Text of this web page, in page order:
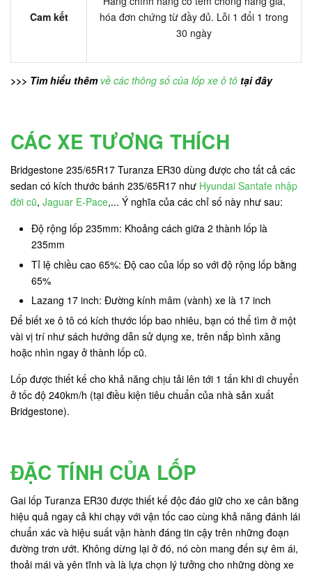
Cam kết
hóa đơn chứng từ đầy đủ. Lỗi 1 đổi 1 trong
30 ngày
>>> Tìm hiểu thêm về các thông số của lốp xe ô tô tại đây
CÁC XE TƯƠNG THÍCH
Bridgestone 235/65R17 Turanza ER30 dùng được cho tất cả các
sedan có kích thước bánh 235/65R17 như Hyundai Santafe nhập
đời cũ, Jaguar E-Pace,... Ý nghĩa của các chỉ số này như sau:
Độ rộng lốp 235mm: Khoảng cách giữa 2 thành lốp là
235mm
Tỉ lệ chiều cao 65%: Độ cao của lốp so với độ rộng lốp bằng
65%
Lazang 17 inch: Đường kính mâm (vành) xe là 17 inch
Để biết xe ô tô có kích thước lốp bao nhiêu, bạn có thể tìm ở một
vài vị trí như sách hướng dẫn sử dụng xe, trên nắp bình xăng
hoặc nhìn ngay ở thành lốp cũ.
Lốp được thiết kế cho khả năng chịu tải lên tới 1 tấn khi di chuyển
ở tốc độ 240km/h (tại điều kiện tiêu chuẩn của nhà sản xuất
Bridgestone).
ĐẶC TÍNH CỦA LỐP
Gai lốp Turanza ER30 được thiết kế độc đáo giữ cho xe cân bằng
hiệu quả ngay cả khi chạy với vận tốc cao cùng khả năng đánh lái
chuẩn xác và hiệu suất vận hành đáng tin cậy trên những đoạn
đường trơn ướt. Không dừng lại ở đó, nó còn mang đến sự êm ái,
thoải mái và yên tĩnh và là lựa chọn lý tưởng cho những dòng xe